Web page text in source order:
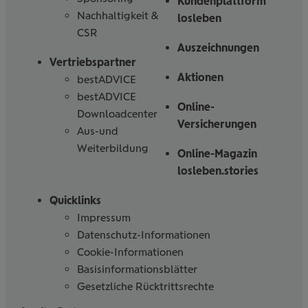
Nachhaltigkeit &
CSR
Vertriebspartner
bestADVICE
bestADVICE
Downloadcenter
Aus-und
Weiterbildung
losleben
Auszeichnungen
Aktionen
Online-
Versicherungen
Online-Magazin
losleben.stories
Quicklinks
Impressum
Datenschutz-Informationen
Cookie-Informationen
Basisinformationsblätter
Gesetzliche Rücktrittsrechte